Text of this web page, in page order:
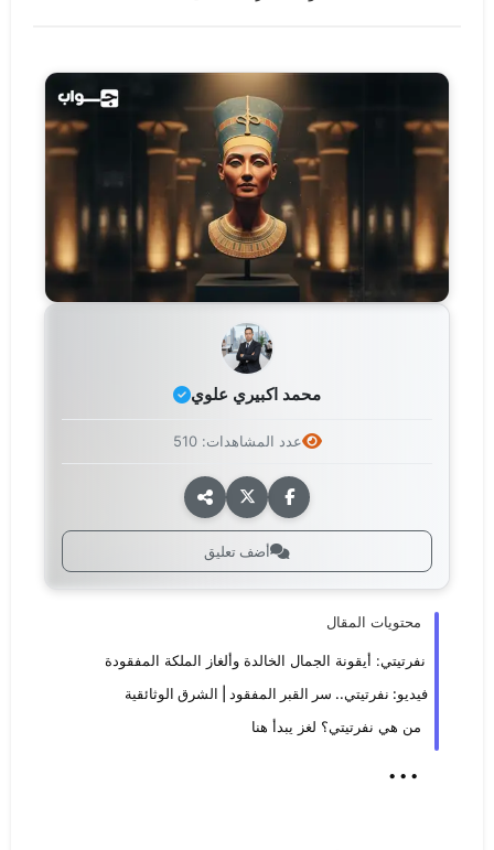
محمد اكبيري علوي
عدد المشاهدات: 510
أضف تعليق
محتويات المقال
نفرتيتي: أيقونة الجمال الخالدة وألغاز الملكة المفقودة
فيديو: نفرتيتي.. سر القبر المفقود | الشرق الوثائقية
من هي نفرتيتي؟ لغز يبدأ هنا
...